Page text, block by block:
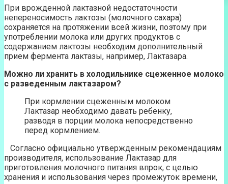
При врожденной лактазной недостаточности
непереносимость лактозы (молочного сахара)
сохраняется на протяжении всей жизни, поэтому при
употреблении молока или других продуктов с
содержанием лактозы необходим дополнительный
прием фермента лактазы, например, Лактазара.
Можно ли хранить в холодильнике сцеженное молоко
с разведенным лактазаром?
При кормлении сцеженным молоком
Лактазар необходимо давать ребенку,
разводя в порции молока непосредственно
перед кормлением.
Согласно официально утвержденным рекомендациям
производителя, использование Лактазар для
приготовления молочного питания впрок, с целью
хранения и использования через промежуток времени,